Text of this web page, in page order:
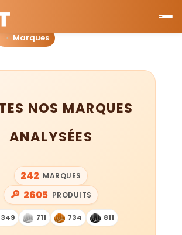
Marques
NOS MARQUES
ANALYSÉES
242 MARQUES
🔎 2605 PRODUITS
349 711 734 811